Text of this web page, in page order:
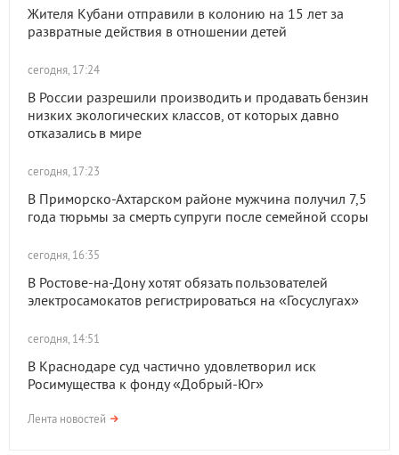
Жителя Кубани отправили в колонию на 15 лет за
развратные действия в отношении детей
сегодня, 17:24
В России разрешили производить и продавать бензин
низких экологических классов, от которых давно
отказались в мире
сегодня, 17:23
В Приморско-Ахтарском районе мужчина получил 7,5
года тюрьмы за смерть супруги после семейной ссоры
сегодня, 16:35
В Ростове-на-Дону хотят обязать пользователей
электросамокатов регистрироваться на «Госуслугах»
сегодня, 14:51
В Краснодаре суд частично удовлетворил иск
Росимущества к фонду «Добрый-Юг»
Лента новостей